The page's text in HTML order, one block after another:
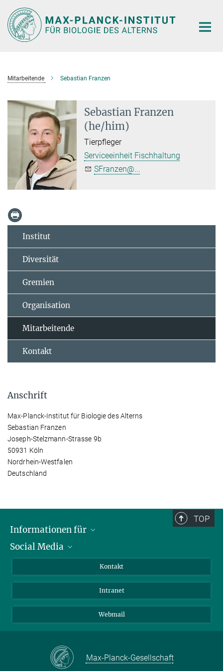
Hauptinhalt
Mitarbeitende Sebastian Franzen
Sebastian Franzen
(he/him)
Tierpfleger
Serviceeinheit Fischhaltung
SFranzen@...
Institut
Diversität
Gremien
Organisation
Mitarbeitende
Kontakt
Anschrift
Max-Planck-Institut für Biologie des Alterns
Sebastian Franzen
Joseph-Stelzmann-Strasse 9b
50931 Köln
Nordrhein-Westfalen
Deutschland
TOP
Informationen für
Bewerbende
Social Media
YouTube
Kontakt
Intranet
Webmail
Max-Planck-Gesellschaft